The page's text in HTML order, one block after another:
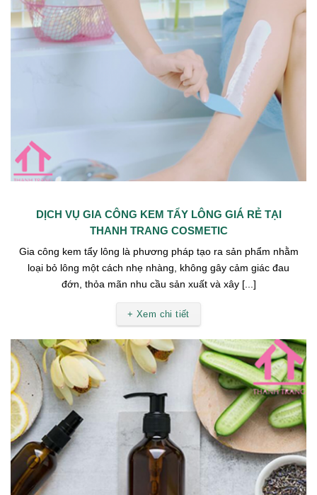
DỊCH VỤ GIA CÔNG KEM TẨY LÔNG GIÁ RẺ TẠI
THANH TRANG COSMETIC
Gia công kem tẩy lông là phương pháp tạo ra sản phẩm nhằm
loại bỏ lông một cách nhẹ nhàng, không gây cảm giác đau
đớn, thỏa mãn nhu cầu sản xuất và xây [...]
+ Xem chi tiết